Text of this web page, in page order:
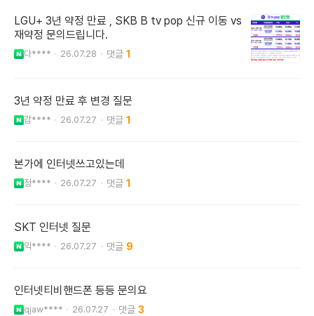
LGU+ 3년 약정 만료 , SKB B tv pop 신규 이동 vs
재약정 문의드립니다.
다**** 26.07.28 1
3년 약정 만료 후 변경 질문
감**** 26.07.27 1
본가에 인터넷쓰고있는데
정**** 26.07.27 1
SKT 인터넷 질문
익**** 26.07.27 9
인터넷티비핸드폰 등등 문의요
qjaw**** 26.07.27 3